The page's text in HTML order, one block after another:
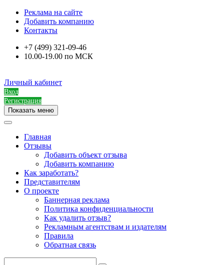
Реклама на сайте
Добавить компанию
Контакты
+7 (499) 321-09-46
10.00-19.00 по МСК
Личный кабинет
Вход
Регистрация
Показать меню
Главная
Отзывы
Добавить объект отзыва
Добавить компанию
Как заработать?
Представителям
О проекте
Баннерная реклама
Политика конфиденциальности
Как удалить отзыв?
Рекламным агентствам и издателям
Правила
Обратная связь